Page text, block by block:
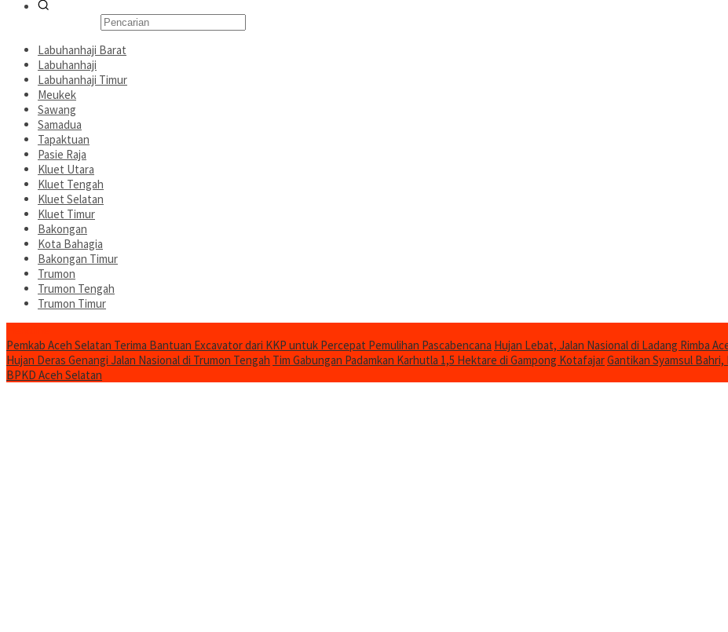
Labuhanhaji Barat
Labuhanhaji
Labuhanhaji Timur
Meukek
Sawang
Samadua
Tapaktuan
Pasie Raja
Kluet Utara
Kluet Tengah
Kluet Selatan
Kluet Timur
Bakongan
Kota Bahagia
Bakongan Timur
Trumon
Trumon Tengah
Trumon Timur
Pemkab Aceh Selatan Terima Bantuan Excavator dari KKP untuk Percepat Pemulihan Pascabencana Hujan Lebat, Jalan Nasional di Ladang Rimba
Hujan Deras Genangi Jalan Nasional di Trumon Tengah Tim Gabungan Padamkan Karhutla 1,5 Hektare di Gampong KotafajarGantikan Syamsul
BPKD Aceh Selatan